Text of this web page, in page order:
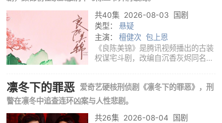
女性，晚上却
共40集 2026-08-03
国剧
类型： 悬疑
主演： 檀健次 包上恩
《良陈美锦》是腾讯视频播出的古装
权谋宅斗剧，改编自沉香灰烬同名小
顾锦朝如何从被忽视的女孩成长为能
够掌握自己命运的人。宅院内的亲
情、利益和
凛冬下的罪恶 爱奇艺硬核刑侦剧《凛冬下的罪恶》，刑
警在凛冬中追查连环凶案与人性悲剧。
共26集 2026-08-04
国剧